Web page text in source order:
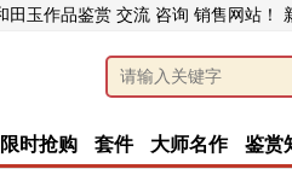
田玉作品鉴赏 交流 咨询 销售网站！
限时抢购 套件 大师名作 鉴赏